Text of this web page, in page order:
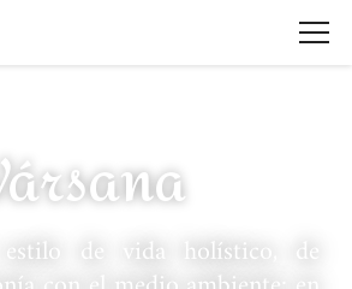
estilo de vida holístico, de